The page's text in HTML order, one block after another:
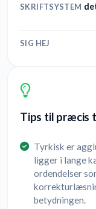
SKRIFTSYSTEM
SIG HEJ
Tips til præcis
Tyrkisk er
ligger i lange
ordendelser
betydningen.